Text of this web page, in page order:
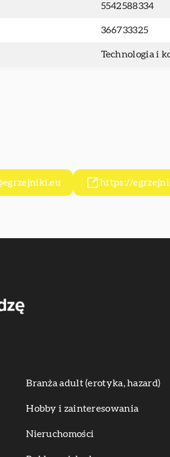
5542588334
366733325
Technologia i
https://
Branża adult (erotyka, hazard)
Hobby i zainteresowania
Nieruchomości